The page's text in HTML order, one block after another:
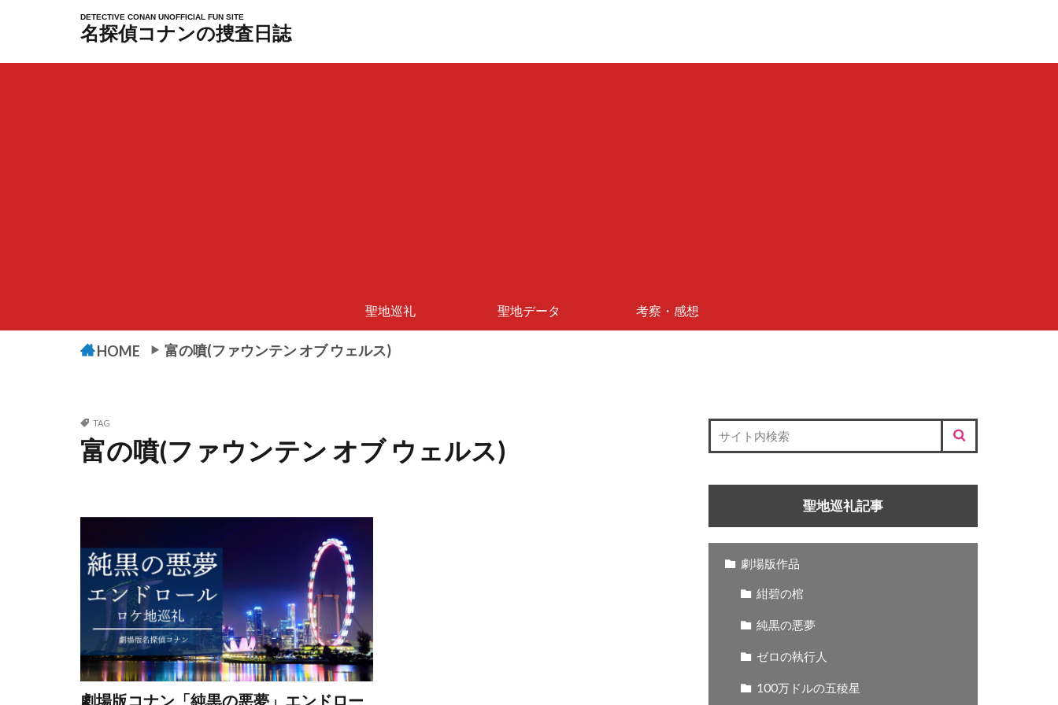
DETECTIVE CONAN UNOFFICIAL FUN SITE
名探偵コナンの捜査日誌
聖地巡礼 聖地データ 考察・感想
HOME 富の噴(ファウンテン オブ ウェルス)
TAG
富の噴(ファウンテン オブ ウェルス)
劇場版コナン「純黒の悪夢」エンドロー
聖地巡礼記事
劇場版作品
紺碧の棺
純黒の悪夢
ゼロの執行人
100万ドルの五稜星